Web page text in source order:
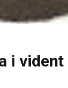
i vident